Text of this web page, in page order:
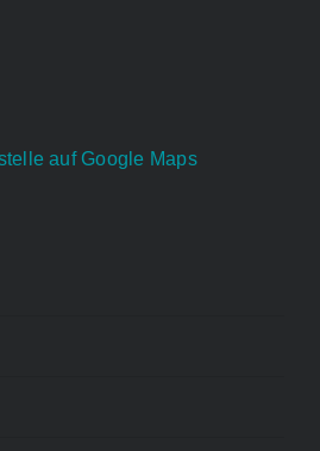
auf Google Maps